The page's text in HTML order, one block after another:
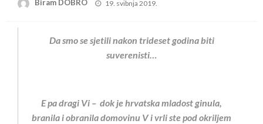
Biram DOBRO 19. svibnja 2019.
Da smo se sjetili nakon trideset godina biti
suverenisti…
E pa dragi Vi – dok je hrvatska mladost ginula,
branila i obranila domovinu V i vrli ste pod okriljem